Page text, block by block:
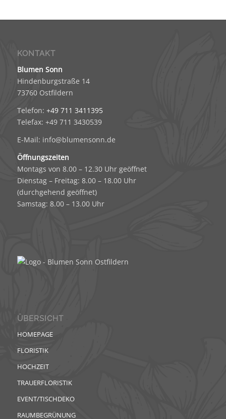
KONTAKT
Blumen Sonn
Hindenburgstraße 14
73760 Ostfildern
Telefon: +49 711 3411395
Telefax: +49 711 3430539
E-Mail: info@blumensonn.de
Öffnungszeiten
Montags von 8.00 – 12.30 Uhr geöffnet
Dienstag – Freitag: 8.00 – 18.00 Uhr
(durchgehend geöffnet)
Samstag: 8.00 – 13.00 Uhr
ÜBERSICHT
HOMEPAGE
FLORISTIK
HOCHZEIT
TRAUERFLORISTIK
EVENT/TISCHDEKO
RAUMBEGRÜNUNG